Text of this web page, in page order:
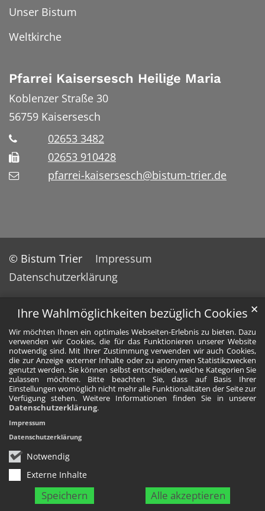
Ihre Wahlmöglichkeiten bezüglich Cookies
Wir möchten Ihnen ein optimales Webseiten-Erlebnis zu bieten. Dazu
verwenden wir Cookies, die für das Funktionieren unserer Website
notwendig sind. Mit Ihrer Zustimmung verwenden wir auch Cookies,
die zur Anzeige externer Inhalte oder zu anonymen Statistikzwecken
genutzt werden. Sie können selbst entscheiden, welche Kategorien Sie
zulassen möchten. Bitte beachten Sie, dass auf Basis Ihrer
Einstellungen womöglich nicht mehr alle Funktionalitäten der Seite zur
Verfügung stehen. Weitere Informationen finden Sie in unserer
Datenschutzerklärung.
Notwendig
Externe Inhalte
Speichern Alle akzeptieren
✕
Impressum
Datenschutzerklärung
Unser Bistum
Weltkirche
Pfarrei Kaisersesch Heilige Maria
Koblenzer Straße 30
56759 Kaisersesch
02653 3482
02653 910428
pfarrei-kaisersesch@bistum-trier.de
© Bistum Trier
Impressum
Datenschutzerklärung